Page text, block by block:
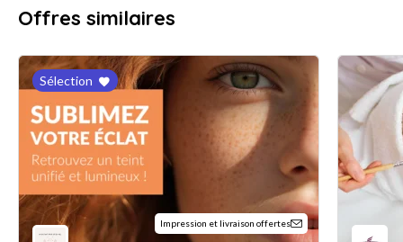
Offres similaires
Sélection
Impression et livraison offertes